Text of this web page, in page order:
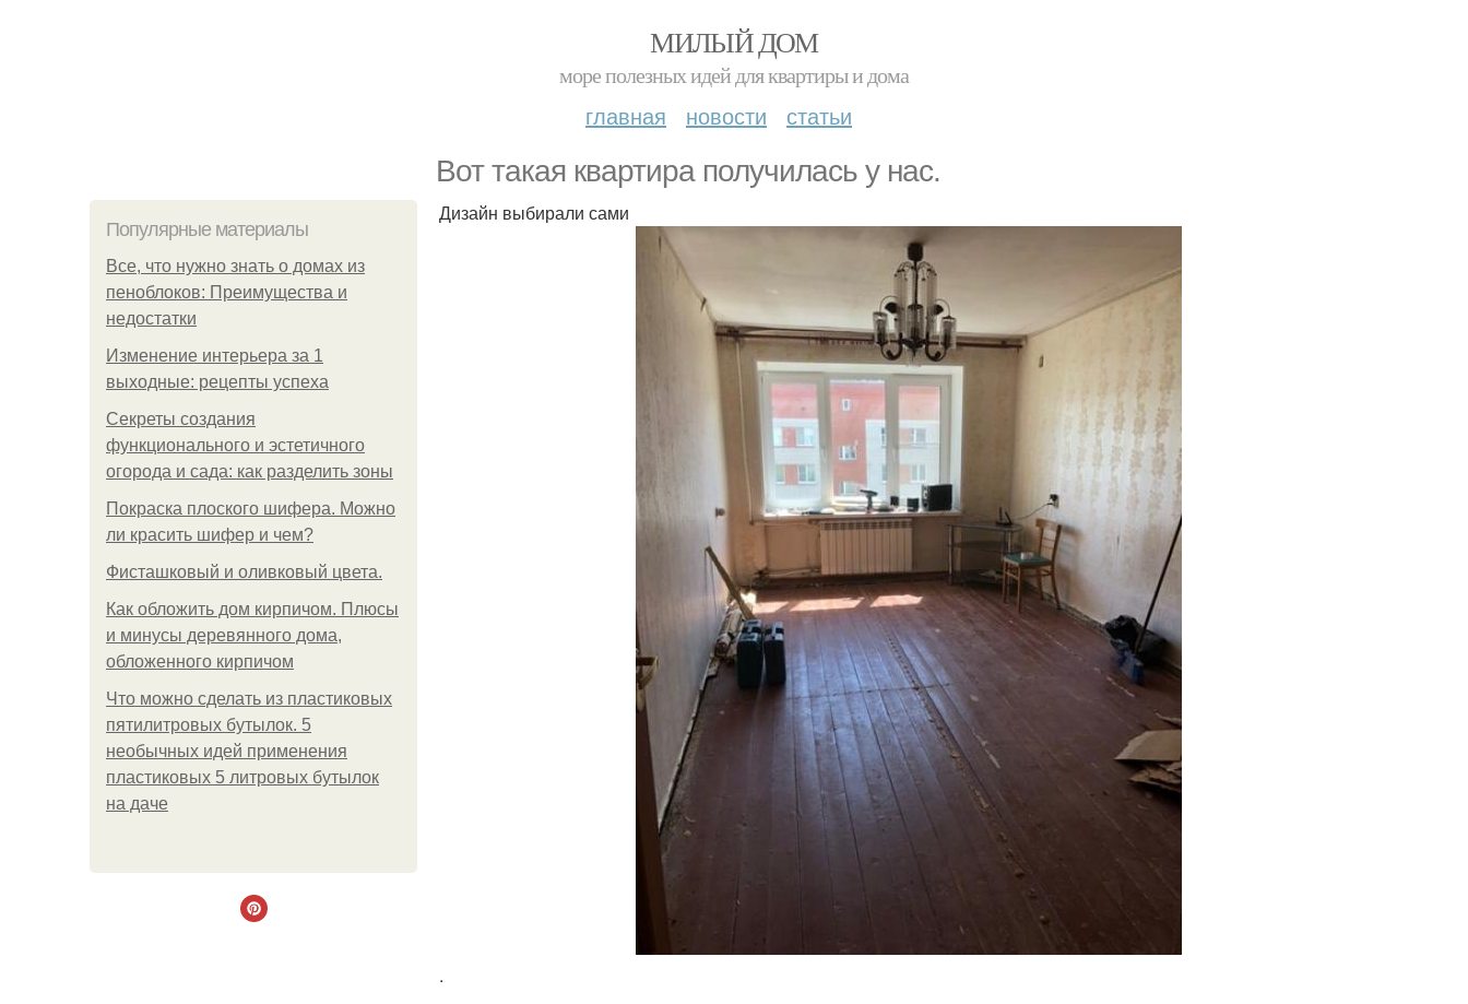
МИЛЫЙ ДОМ
море полезных идей для квартиры и дома
главная новости статьи
Вот такая квартира получилась у нас.
Популярные материалы
Все, что нужно знать о домах из
пеноблоков: Преимущества и
недостатки
Изменение интерьера за 1
выходные: рецепты успеха
Секреты создания
функционального и эстетичного
огорода и сада: как разделить зоны
Покраска плоского шифера. Можно
ли красить шифер и чем?
Фисташковый и оливковый цвета.
Как обложить дом кирпичом. Плюсы
и минусы деревянного дома,
обложенного кирпичом
Что можно сделать из пластиковых
пятилитровых бутылок. 5
необычных идей применения
пластиковых 5 литровых бутылок
на даче
Дизайн выбирали сами
.